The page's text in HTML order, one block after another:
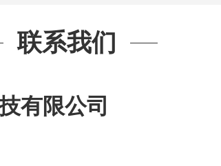
5Mg;10Mg
研单位先发货和
联系我们
有限公司